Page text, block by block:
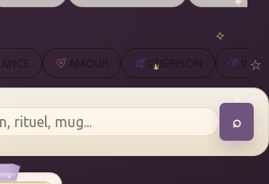
AMOUR GUÉRISON
⌕